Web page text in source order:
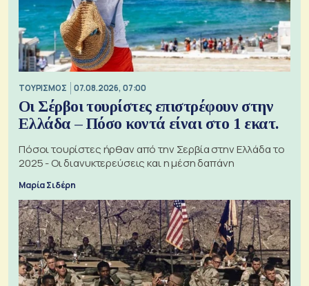
ΤΟΥΡΙΣΜΟΣ 07.08.2026, 07:00
Οι Σέρβοι τουρίστες επιστρέφουν στην
Ελλάδα – Πόσο κοντά είναι στο 1 εκατ.
Πόσοι τουρίστες ήρθαν από την Σερβία στην Ελλάδα το
2025 - Οι διανυκτερεύσεις και η μέση δαπάνη
Μαρία Σιδέρη